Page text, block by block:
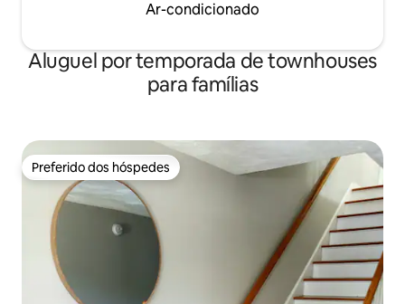
Ar-condicionado
Aluguel por temporada de townhouses
para famílias
Preferido dos hóspedes
Preferido dos hóspedes